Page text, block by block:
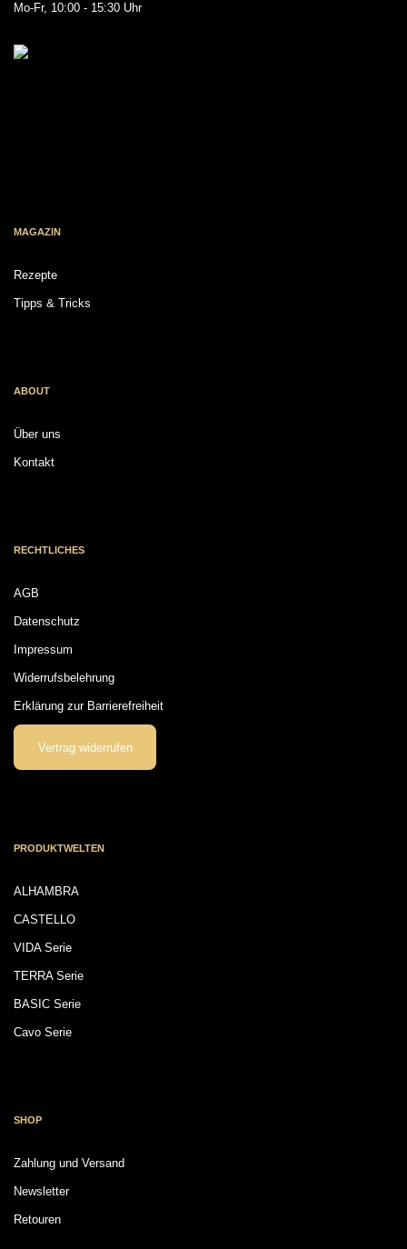
Mo-Fr, 10:00 - 15:30 Uhr
MAGAZIN
Rezepte
Tipps & Tricks
ABOUT
Über uns
Kontakt
RECHTLICHES
AGB
Datenschutz
Impressum
Widerrufsbelehrung
Erklärung zur Barrierefreiheit
Vertrag widerrufen
PRODUKTWELTEN
ALHAMBRA
CASTELLO
VIDA Serie
TERRA Serie
BASIC Serie
Cavo Serie
SHOP
Zahlung und Versand
Newsletter
Retouren